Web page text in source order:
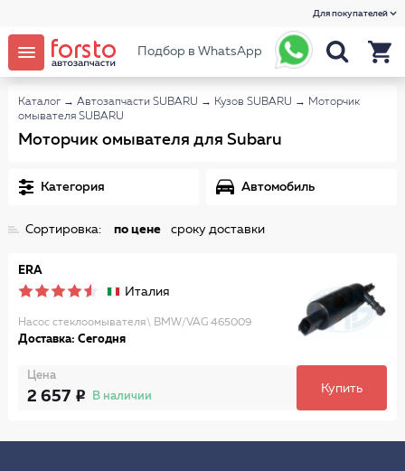
Для покупателей
Подбор в WhatsApp
Каталог → Автозапчасти SUBARU → Кузов SUBARU → Моторчик
омывателя SUBARU
Моторчик омывателя для Subaru
Категория Автомобиль
Сортировка: по цене сроку доставки
ERA
Италия
Насос стеклоомывателя\ BMW/VAG 465009
Доставка: Сегодня
Цена
2 657 В наличии
Купить